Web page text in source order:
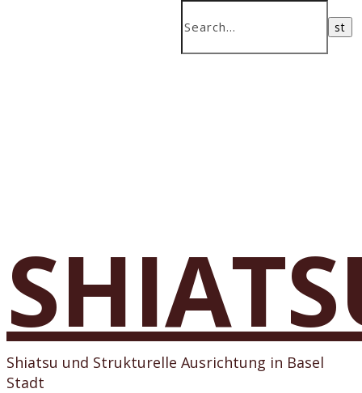
Shiatsu und Strukturelle Ausrichtung in Basel
Stadt